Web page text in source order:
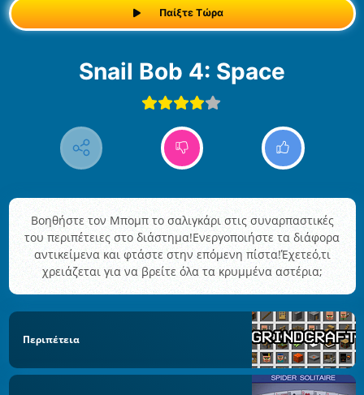
Παίξτε Τώρα
Snail Bob 4: Space
Βοηθήστε τον Μπομπ το σαλιγκάρι στις συναρπαστικές
του περιπέτειες στο διάστημα!Ενεργοποιήστε τα διάφορα
αντικείμενα και φτάστε στην επόμενη πίστα!Έχετεό,τι
χρειάζεται για να βρείτε όλα τα κρυμμένα αστέρια;
Περιπέτεια